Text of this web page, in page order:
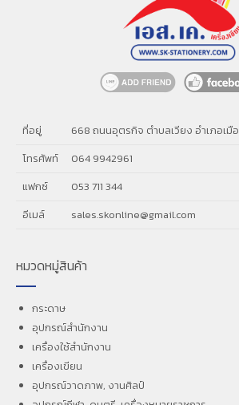
ที่อยู่
668 ถนนอุตรกิจ ตำบลเวียง อำเภอเ
โทรศัพท์
064 9942961
แฟกซ์
053 711 344
อีเมล์
sales.skonline@gmail.com
หมวดหมู่สินค้า
กระดาษ
อุปกรณ์สำนักงาน
เครื่องใช้สำนักงาน
เครื่องเขียน
อุปกรณ์วาดภาพ, งานศิลป์